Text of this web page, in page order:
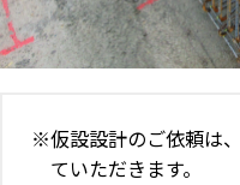
仮設設計のご依頼は
ていただきます。